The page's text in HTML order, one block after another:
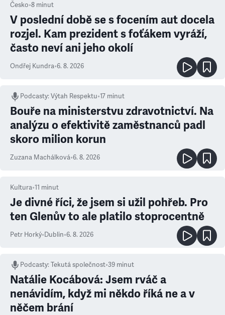
Česko•8 minut
V poslední době se s focením aut docela
rozjel. Kam prezident s foťákem vyráží,
často neví ani jeho okolí
Ondřej Kundra•6. 8. 2026
Podcasty:Výtah Respektu•17 minut
Bouře na ministerstvu zdravotnictví. Na
analýzu o efektivitě zaměstnanců padl
skoro milion korun
Zuzana Machálková•6. 8. 2026
Kultura•11 minut
Je divné říci, že jsem si užil pohřeb. Pro
ten Glenův to ale platilo stoprocentně
Petr Horký•Dublin•6. 8. 2026
Podcasty:Tekutá společnost•39 minut
Natálie Kocábová: Jsem rváč a
nenávidím, když mi někdo říká ne a v
něčem brání